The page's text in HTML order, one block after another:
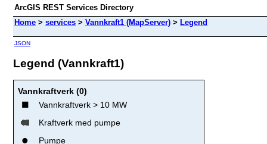
ArcGIS REST Services Directory
Home > services > Vannkraft1 (MapServer) > Legend
JSON
Legend (Vannkraft1)
Vannkraftverk (0)
Vannkraftverk > 10 MW
Kraftverk med pumpe
Pumpe